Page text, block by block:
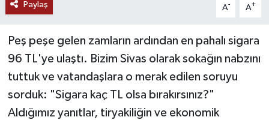
Paylaş A- A+
Peş peşe gelen zamların ardından en pahalı sigara
96 TL'ye ulaştı. Bizim Sivas olarak sokağın nabzını
tuttuk ve vatandaşlara o merak edilen soruyu
sorduk: "Sigara kaç TL olsa bırakırsınız?"
Aldığımız yanıtlar, tiryakiliğin ve ekonomik
TEKNOLOJİ
YAŞAM